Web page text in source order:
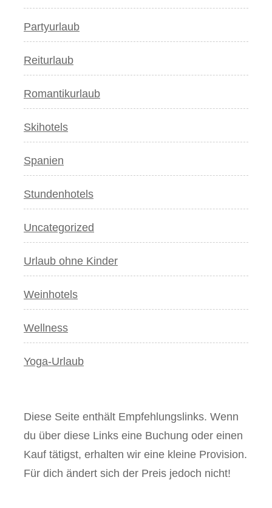
Partyurlaub
Reiturlaub
Romantikurlaub
Skihotels
Spanien
Stundenhotels
Uncategorized
Urlaub ohne Kinder
Weinhotels
Wellness
Yoga-Urlaub
Diese Seite enthält Empfehlungslinks. Wenn
du über diese Links eine Buchung oder einen
Kauf tätigst, erhalten wir eine kleine Provision.
Für dich ändert sich der Preis jedoch nicht!